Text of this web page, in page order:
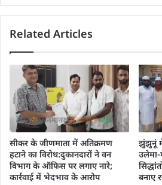
Related Articles
सीकर के जीणमाता में अतिक्रमण
हटाने का विरोध:दुकानदारों ने वन
विभाग के ऑफिस पर लगाए नारे;
कार्रवाई में भेदभाव के आरोप
झुंझुनूं में
बनाए